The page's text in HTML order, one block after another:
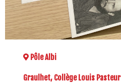
Pôle Albi
Graulhet, Collège Louis Pasteur